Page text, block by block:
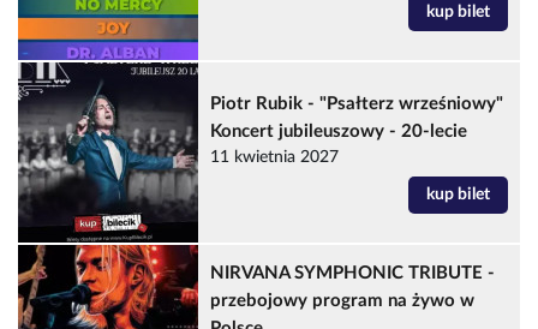
kup bilet
Piotr Rubik - "Psałterz wrześniowy"
Koncert jubileuszowy - 20-lecie
11 kwietnia 2027
kup bilet
NIRVANA SYMPHONIC TRIBUTE -
przebojowy program na żywo w